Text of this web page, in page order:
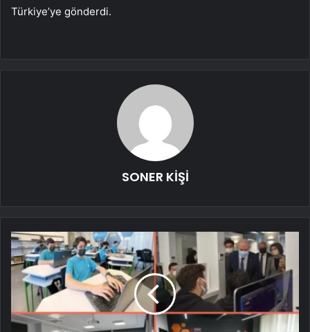
Türkiye’ye gönderdi.
SONER KİŞİ